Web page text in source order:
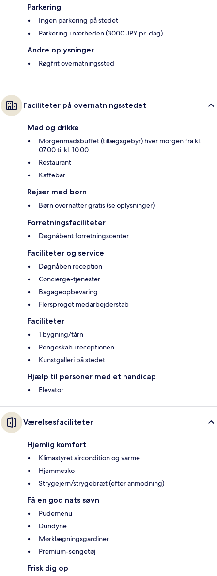
Parkering
Ingen parkering på stedet
Parkering i nærheden (3000 JPY pr. dag)
Andre oplysninger
Røgfrit overnatningssted
Faciliteter på overnatningsstedet
Mad og drikke
Morgenmadsbuffet (tillægsgebyr) hver morgen fra kl.
07.00 til kl. 10.00
Restaurant
Kaffebar
Rejser med børn
Børn overnatter gratis (se oplysninger)
Forretningsfaciliteter
Døgnåbent forretningscenter
Faciliteter og service
Døgnåben reception
Concierge-tjenester
Bagageopbevaring
Flersproget medarbejderstab
Faciliteter
1 bygning/tårn
Pengeskab i receptionen
Kunstgalleri på stedet
Hjælp til personer med et handicap
Elevator
Værelsesfaciliteter
Hjemlig komfort
Klimastyret aircondition og varme
Hjemmesko
Strygejern/strygebræt (efter anmodning)
Få en god nats søvn
Pudemenu
Dundyne
Mørklægningsgardiner
Premium-sengetøj
Frisk dig op